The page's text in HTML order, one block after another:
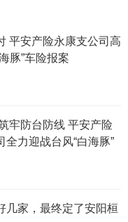
平安产险永康支公司高
豚”车险报案
牢防台防线 平安产险
全力迎战台风“白海豚”
几家，最终定了安阳桓